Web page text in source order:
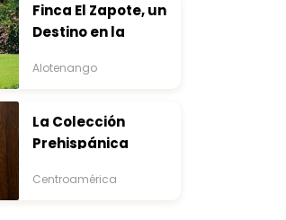
Finca El Zapote, un
Destino en la
Arte y Naturaleza
Alotenango
La Colección
Prehispánica
Centroamérica